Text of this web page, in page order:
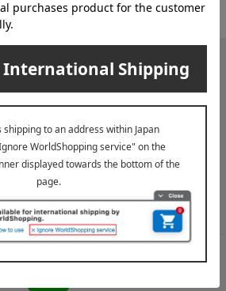
ールマガジン
ペーン、新着・SALE・おすすめ商品な
トア」のお得＆うれしい情報をお届けい
メールマガジンについて詳しく見る